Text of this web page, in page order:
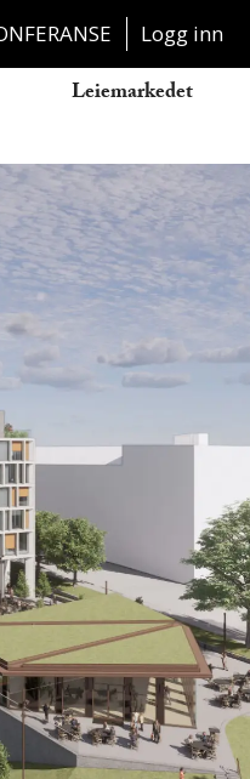
Logg inn
Leiemarkedet